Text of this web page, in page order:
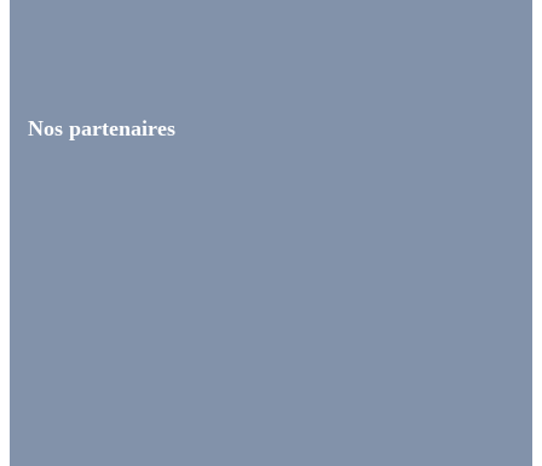
Nos partenaires